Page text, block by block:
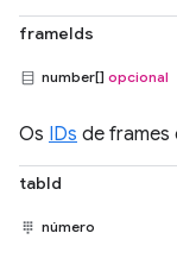
frameIds
number[] opcional
Os IDs de frames
tabId
número